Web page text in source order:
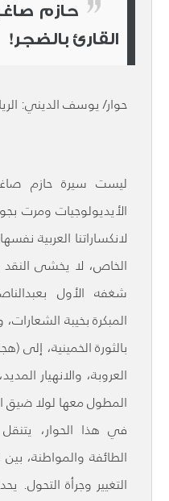
حازم
القارئ بالضجر!
حوار/ يوسف الديني:
ليست سيرة حازم
الأيديولوجيات ومرت
لانكساراتنا العربية
الخاص، لا يخشى النقد
شغفه الأول
المبكرة بخيبة
بالثورة الخمينية، إلى
العروبة، والانهيار
المطول معها لولا ضيق
في هذا الحوار، يتنقل
الطائفة والمواطنة،
التغيير وجرأة التحول.